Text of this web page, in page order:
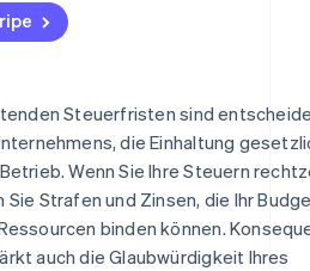
Aufzeichnungen auf
Jahr
und S Corp
Tax“)
Steuerfristen sind
die Einhaltung
Wenn Sie Ihre Steuern
Sie Strafen und Zinsen, die Ihr
binden können.
auch die Glaubwürdigkeit Ihres